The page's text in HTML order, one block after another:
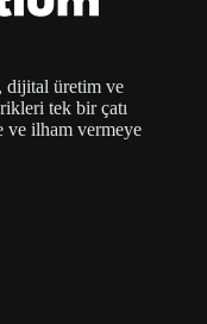
dijital üretim ve
tek bir çatı
ve ilham vermeye